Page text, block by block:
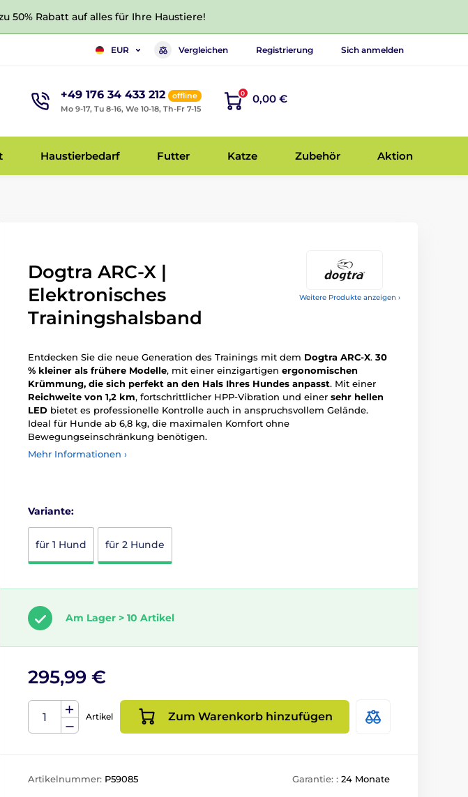
50% Rabatt auf alles für Ihre Haustiere!
EUR Vergleichen Registrierung Sich anmelden
+49 176 34 433 212
offline
Mo 9-17, Tu 8-16, We 10-18, Th-Fr 7-15
0 0,00 €
Haustierbedarf Futter Katze Zubehör Aktion
Weitere Produkte anzeigen ›
Dogtra ARC-X |
Elektronisches
Trainingshalsband
Entdecken Sie die neue Generation des Trainings mit dem Dogtra ARC-X. 30
% kleiner als frühere Modelle, mit einer einzigartigen ergonomischen
Krümmung, die sich perfekt an den Hals Ihres Hundes anpasst. Mit einer
Reichweite von 1,2 km, fortschrittlicher HPP-Vibration und einer sehr hellen
LED bietet es professionelle Kontrolle auch in anspruchsvollem Gelände.
Ideal für Hunde ab 6,8 kg, die maximalen Komfort ohne
Bewegungseinschränkung benötigen.
Mehr Informationen ›
Variante:
für 1 Hund für 2 Hunde
Am Lager > 10 Artikel
295,99 €
Artikel Zum Warenkorb hinzufügen
Artikelnummer: P59085 Garantie: : 24 Monate